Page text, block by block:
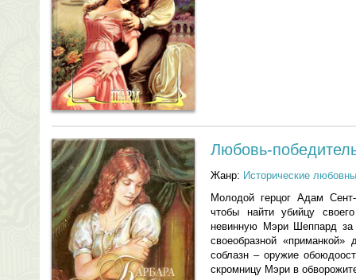
Любовь-
Жанр: Исторические
Молодой герцог Адам
чтобы найти убийцу
невинную Мэри Шеппард за
своеобразной
соблазн – оружие
скромницу Мэри в